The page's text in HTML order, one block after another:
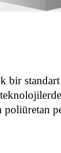
bir